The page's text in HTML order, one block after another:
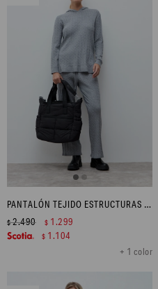
PANTALÓN TEJIDO ESTRUCTURAS - GRIS MELANGE
+ 1 color
$2.490 $ 1.299
$ 1.104